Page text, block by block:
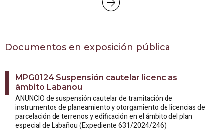
Documentos en exposición pública
MPG0124 Suspensión cautelar licencias
ámbito Labañou
ANUNCIO de suspensión cautelar de tramitación de
instrumentos de planeamiento y otorgamiento de licencias de
parcelación de terrenos y edificación en el ámbito del plan
especial de Labañou (Expediente 631/2024/246)